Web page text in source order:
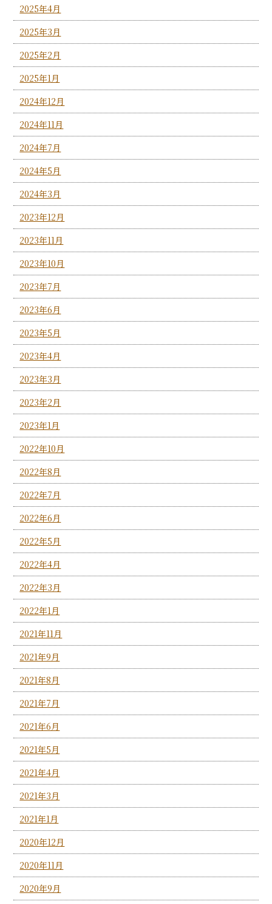
2025年4月
2025年3月
2025年2月
2025年1月
2024年12月
2024年11月
2024年7月
2024年5月
2024年3月
2023年12月
2023年11月
2023年10月
2023年7月
2023年6月
2023年5月
2023年4月
2023年3月
2023年2月
2023年1月
2022年10月
2022年8月
2022年7月
2022年6月
2022年5月
2022年4月
2022年3月
2022年1月
2021年11月
2021年9月
2021年8月
2021年7月
2021年6月
2021年5月
2021年4月
2021年3月
2021年1月
2020年12月
2020年11月
2020年9月